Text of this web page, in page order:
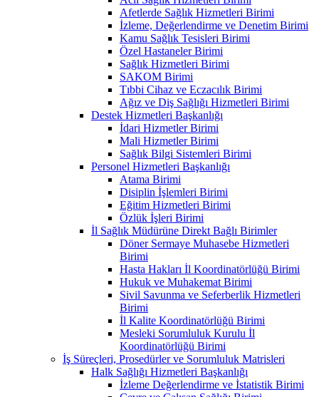
Afetlerde Sağlık Hizmetleri Birimi
İzleme, Değerlendirme ve Denetim Birimi
Kamu Sağlık Tesisleri Birimi
Özel Hastaneler Birimi
Sağlık Hizmetleri Birimi
SAKOM Birimi
Tıbbi Cihaz ve Eczacılık Birimi
Ağız ve Diş Sağlığı Hizmetleri Birimi
Destek Hizmetleri Başkanlığı
İdari Hizmetler Birimi
Mali Hizmetler Birimi
Sağlık Bilgi Sistemleri Birimi
Personel Hizmetleri Başkanlığı
Atama Birimi
Disiplin İşlemleri Birimi
Eğitim Hizmetleri Birimi
Özlük İşleri Birimi
İl Sağlık Müdürüne Direkt Bağlı Birimler
Döner Sermaye Muhasebe Hizmetleri
Birimi
Hasta Hakları İl Koordinatörlüğü Birimi
Hukuk ve Muhakemat Birimi
Sivil Savunma ve Seferberlik Hizmetleri
Birimi
İl Kalite Koordinatörlüğü Birimi
Mesleki Sorumluluk Kurulu İl
Koordinatörlüğü Birimi
İş Süreçleri, Prosedürler ve Sorumluluk Matrisleri
Halk Sağlığı Hizmetleri Başkanlığı
İzleme Değerlendirme ve İstatistik Birimi